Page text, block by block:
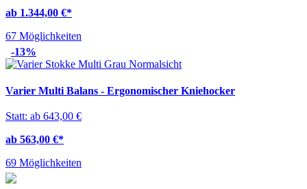
ab 1.344,00 €*
67 Möglichkeiten
-13%
Varier Multi Balans - Ergonomischer Kniehocker
Statt: ab 643,00 €
ab 563,00 €*
69 Möglichkeiten